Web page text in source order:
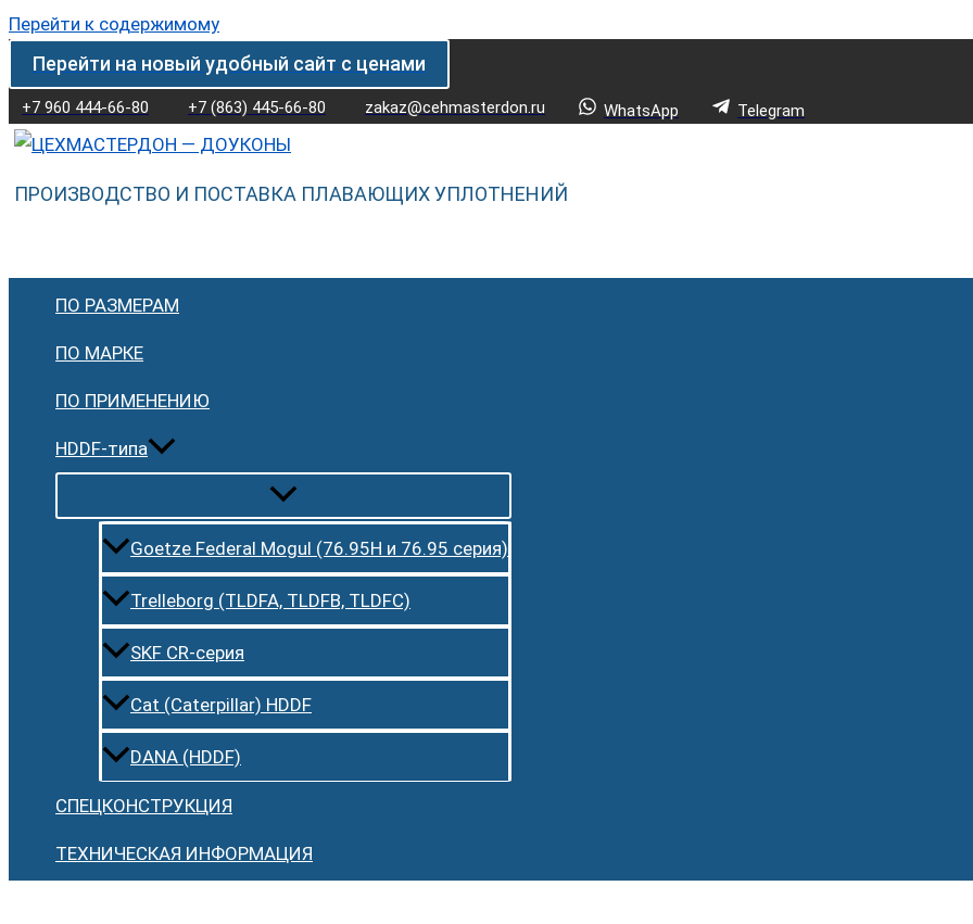
Перейти к содержимому
Перейти на новый удобный сайт с ценами
+7 960 444-66-80 +7 (863) 445-66-80 zakaz@cehmasterdon.ru WhatsApp Telegram
ПРОИЗВОДСТВО И ПОСТАВКА ПЛАВАЮЩИХ УПЛОТНЕНИЙ
ПО РАЗМЕРАМ
ПО МАРКЕ
ПО ПРИМЕНЕНИЮ
HDDF-типа
Goetze Federal Mogul (76.95H и 76.95 серия)
Trelleborg (TLDFA, TLDFB, TLDFC)
SKF CR-серия
Cat (Caterpillar) HDDF
DANA (HDDF)
СПЕЦКОНСТРУКЦИЯ
ТЕХНИЧЕСКАЯ ИНФОРМАЦИЯ